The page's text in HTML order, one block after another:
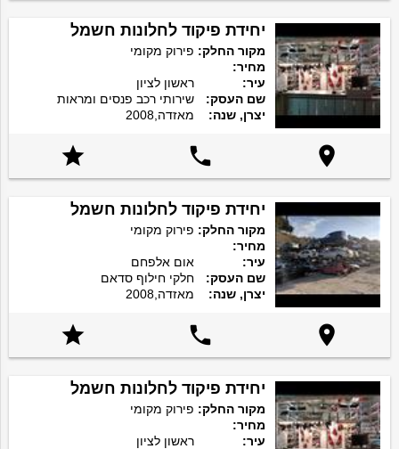
יחידת פיקוד לחלונות חשמל
מקור החלק: פירוק מקומי
מחיר:
עיר:
ראשון לציון
שם העסק:
שירותי רכב פנסים ומראות
יצרן, שנה:
מאזדה,2008



יחידת פיקוד לחלונות חשמל
מקור החלק: פירוק מקומי
מחיר:
עיר:
אום אלפחם
שם העסק:
חלקי חילוף סדאם
יצרן, שנה:
מאזדה,2008



יחידת פיקוד לחלונות חשמל
מקור החלק: פירוק מקומי
מחיר:
עיר:
ראשון לציון